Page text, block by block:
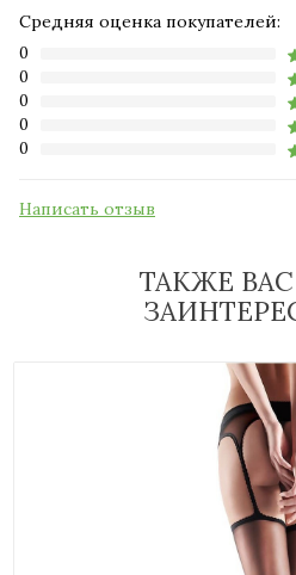
Средняя оценка покупателей:
0
0
0
0
0
Написать отзыв
ТАКЖЕ